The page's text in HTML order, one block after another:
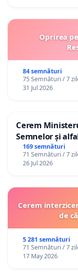
Oprirea
84 semnături
75 Semnături / 7
31 Jul 2026
Cerem
Semnelor și
Republica
169 semnături
71 Semnături / 7
26 Jul 2026
Cerem
de
5 281 semnături
71 Semnături / 7
17 May 2026